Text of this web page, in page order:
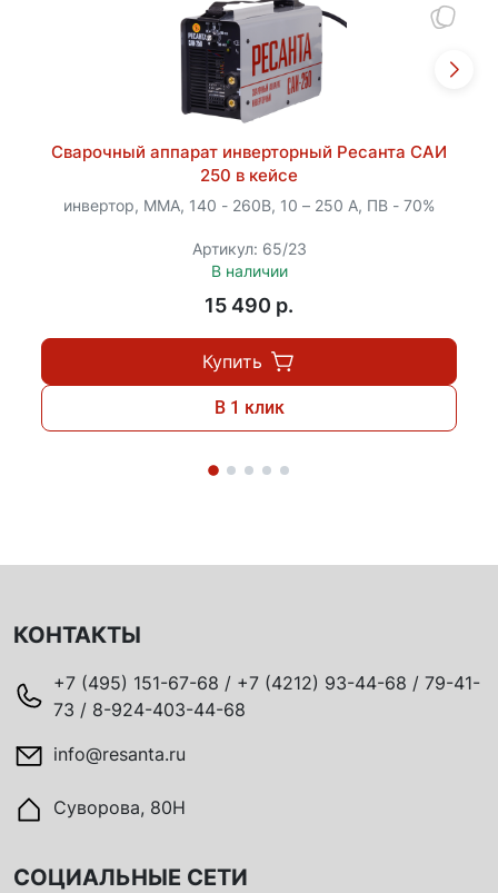
Сварочный аппарат инверторный Ресанта САИ
250 в кейсе
инвертор, MMA, 140 - 260В, 10 – 250 А, ПВ - 70%
Артикул: 65/23
В наличии
15 490 p.
Купить
В 1 клик
КОНТАКТЫ
+7 (495) 151-67-68 / +7 (4212) 93-44-68 / 79-41-
73 / 8-924-403-44-68
info@resanta.ru
Суворова, 80Н
СОЦИАЛЬНЫЕ СЕТИ